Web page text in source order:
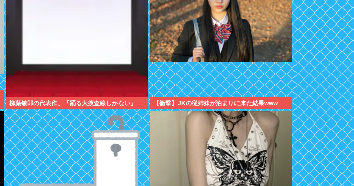
柳葉敏郎の代表作、「踊る大捜査線しかない」 【衝撃】JKの従姉妹が泊まりに来た結果www